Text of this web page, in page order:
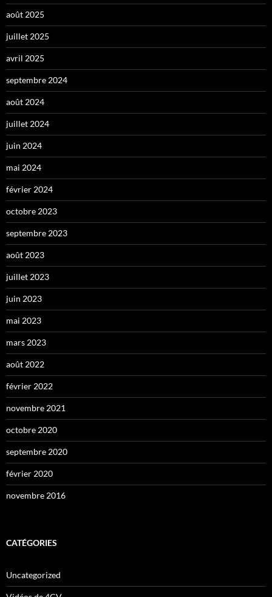
août 2025
juillet 2025
avril 2025
septembre 2024
août 2024
juillet 2024
juin 2024
mai 2024
février 2024
octobre 2023
septembre 2023
août 2023
juillet 2023
juin 2023
mai 2023
mars 2023
août 2022
février 2022
novembre 2021
octobre 2020
septembre 2020
février 2020
novembre 2016
CATÉGORIES
Uncategorized